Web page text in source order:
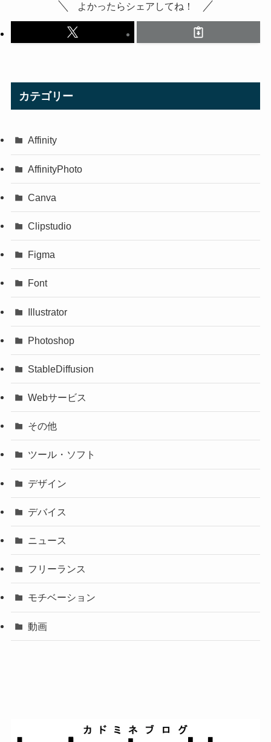
よかったらシェアしてね！
カテゴリー
Affinity
AffinityPhoto
Canva
Clipstudio
Figma
Font
Illustrator
Photoshop
StableDiffusion
Webサービス
その他
ツール・ソフト
デザイン
デバイス
ニュース
フリーランス
モチベーション
動画